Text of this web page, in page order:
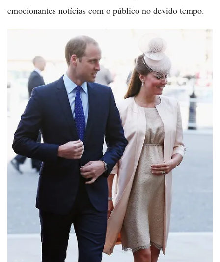
emocionantes notícias com o público no devido tempo.